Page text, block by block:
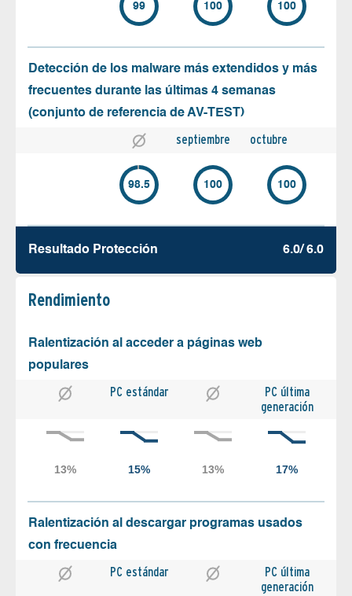
99 100 100
Detección de los malware más extendidos y más
frecuentes durante las últimas 4 semanas
(conjunto de referencia de AV-TEST)
septiembre octubre
98.5 100 100
Resultado Protección 6.0/ 6.0
Rendimiento
Ralentización al acceder a páginas web
populares
PC estándar
PC última
generación
Ralentización al descargar programas usados
con frecuencia
PC estándar
PC última
generación